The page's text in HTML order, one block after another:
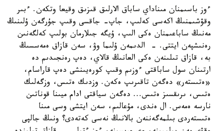
ءوز باسىمنان مىناداي ساباق الارلىق قىزىق وقيعا وتكەن. ءبىر
وقۋشىمنىڭ اكەسى كەلىپ، جاپ- جاقسى وقىپ جۇرگەن ۇلىنىڭ
مەنىڭ ساباعىمنان ەكى الىپ، ۇيگە جىلارمان بولىپ كەلگەنىن
رەنىشپەن ايتتى. - الدىمەن ۇلىما وۋ، سەن قازاق ەمەسسىڭ
بە، قازاق تىلىنەن ەكى العانىڭ قالاي، دەپ رەنجىدىم دە
ارتىنان سول ساباقتى ءوزىم وقىپ كورەيىنشى دەپ قاراسام،
«ەتىستەر» دەگەن تاقىرىپ ەكەن. وزدىك ەتىس، وزگەلىك
ەتىس، ىرىقسىز ەتىس... دەگەن سياقتى ادام ميىنا قوناتىن
نارسە ەمەس. ال ەندى، مۇعالىم، سەن ايتشى وسى مىنا
ەتىستەردى بىلمەگەننەن بالانىڭ نەسى كەتەدى؟ ونىڭ جالپى